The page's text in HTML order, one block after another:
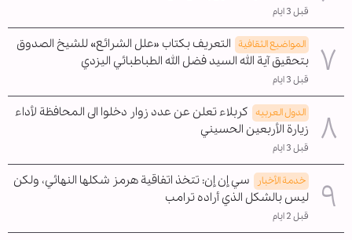
قبل 3 ايام
المواضیع الثقافية التعريف بكتاب «علل الشرائع» للشيخ الصدوق
بتحقيق آية الله السيد فضل الله الطباطبائي اليزدي
قبل 3 ايام
الدول العربیه كربلاء تعلن عن عدد زوار دخلوا الى المحافظة لأداء
زيارة الأربعين الحسيني
قبل 3 ايام
خدمة الأخبار
سي إن إن: تتخذ اتفاقية هرمز شكلها النهائي، ولكن
ليس بالشكل الذي أراده ترامب
قبل 2 ايام